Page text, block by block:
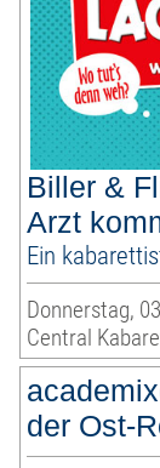
Biller &
Arzt
Ein
Donnerstag,
Central
der Ost-